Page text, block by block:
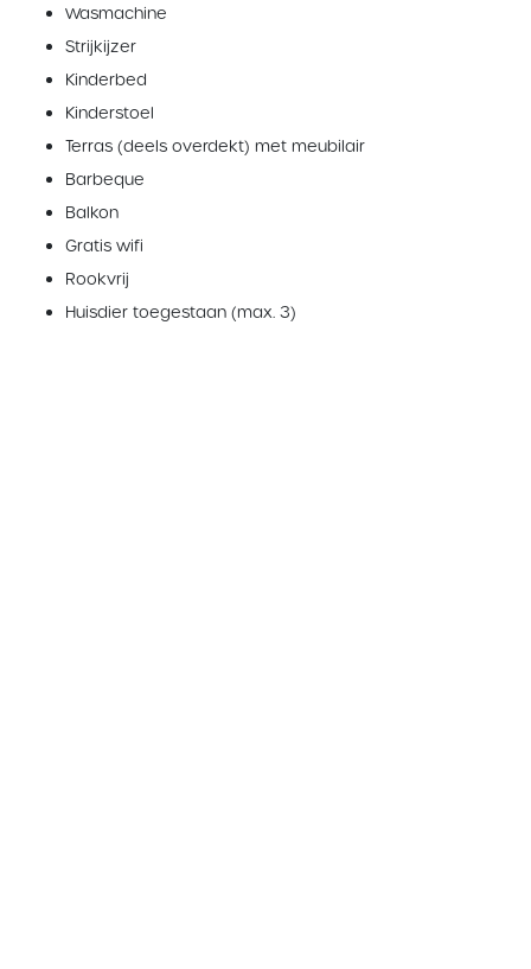
Wasmachine
Strijkijzer
Kinderbed
Kinderstoel
Terras (deels overdekt) met meubilair
Barbeque
Balkon
Gratis wifi
Rookvrij
Huisdier toegestaan (max. 3)